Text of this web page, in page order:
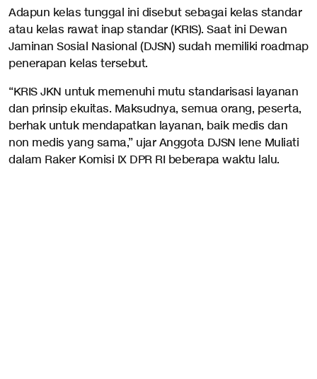
Adapun kelas tunggal ini disebut sebagai kelas standar
atau kelas rawat inap standar (KRIS). Saat ini Dewan
Jaminan Sosial Nasional (DJSN) sudah memiliki roadmap
penerapan kelas tersebut.
“KRIS JKN untuk memenuhi mutu standarisasi layanan
dan prinsip ekuitas. Maksudnya, semua orang, peserta,
berhak untuk mendapatkan layanan, baik medis dan
non medis yang sama,” ujar Anggota DJSN Iene Muliati
dalam Raker Komisi IX DPR RI beberapa waktu lalu.